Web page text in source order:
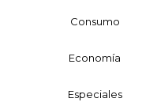
Consumo
Economía
Especiales